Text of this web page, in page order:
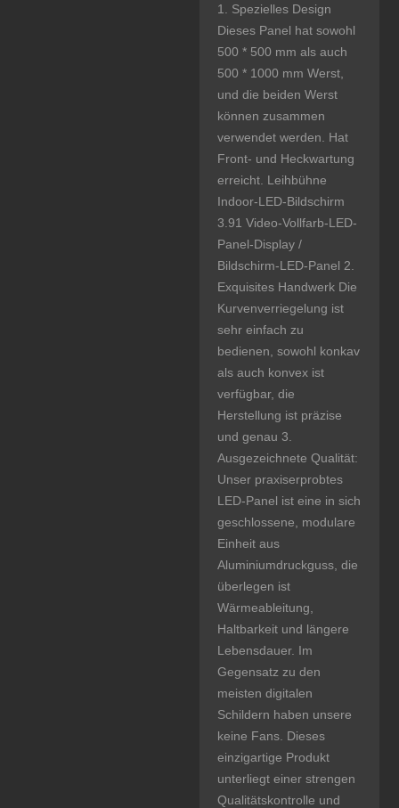
1. Spezielles Design
Dieses Panel hat sowohl
500 * 500 mm als auch
500 * 1000 mm Werst,
und die beiden Werst
können zusammen
verwendet werden. Hat
Front- und Heckwartung
erreicht. Leihbühne
Indoor-LED-Bildschirm
3.91 Video-Vollfarb-LED-
Panel-Display /
Bildschirm-LED-Panel 2.
Exquisites Handwerk Die
Kurvenverriegelung ist
sehr einfach zu
bedienen, sowohl konkav
als auch konvex ist
verfügbar, die
Herstellung ist präzise
und genau 3.
Ausgezeichnete Qualität:
Unser praxiserprobtes
LED-Panel ist eine in sich
geschlossene, modulare
Einheit aus
Aluminiumdruckguss, die
überlegen ist
Wärmeableitung,
Haltbarkeit und längere
Lebensdauer. Im
Gegensatz zu den
meisten digitalen
Schildern haben unsere
keine Fans. Dieses
einzigartige Produkt
unterliegt einer strengen
Qualitätskontrolle und